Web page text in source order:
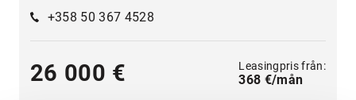
+358 50 367 4528
26 000 € Leasingpris från:
368 €/mån